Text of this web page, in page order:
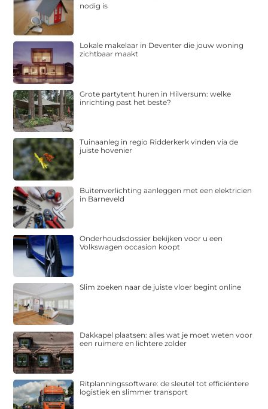
nodig is
Lokale makelaar in Deventer die jouw woning
zichtbaar maakt
Grote partytent huren in Hilversum: welke
inrichting past het beste?
Tuinaanleg in regio Ridderkerk vinden via de
juiste hovenier
Buitenverlichting aanleggen met een elektricien
in Barneveld
Onderhoudsdossier bekijken voor u een
Volkswagen occasion koopt
Slim zoeken naar de juiste vloer begint online
Dakkapel plaatsen: alles wat je moet weten voor
een ruimere en lichtere zolder
Ritplanningssoftware: de sleutel tot efficiëntere
logistiek en slimmer transport